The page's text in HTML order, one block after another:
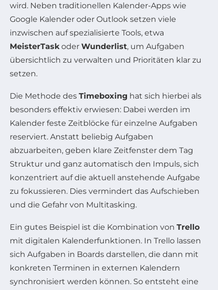
wird. Neben traditionellen Kalender-Apps wie
Google Kalender oder Outlook setzen viele
inzwischen auf spezialisierte Tools, etwa
MeisterTask oder Wunderlist, um Aufgaben
übersichtlich zu verwalten und Prioritäten klar zu
setzen.
Die Methode des Timeboxing hat sich hierbei als
besonders effektiv erwiesen: Dabei werden im
Kalender feste Zeitblöcke für einzelne Aufgaben
reserviert. Anstatt beliebig Aufgaben
abzuarbeiten, geben klare Zeitfenster dem Tag
Struktur und ganz automatisch den Impuls, sich
konzentriert auf die aktuell anstehende Aufgabe
zu fokussieren. Dies vermindert das Aufschieben
und die Gefahr von Multitasking.
Ein gutes Beispiel ist die Kombination von Trello
mit digitalen Kalenderfunktionen. In Trello lassen
sich Aufgaben in Boards darstellen, die dann mit
konkreten Terminen in externen Kalendern
synchronisiert werden können. So entsteht eine